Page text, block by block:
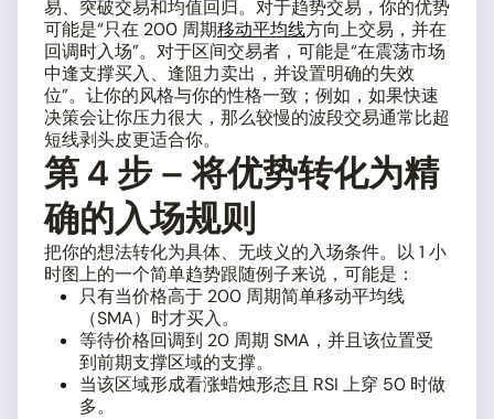
易、突破交易和均值回归。对于趋势交易，你的优势
可能是“只在 200 周期移动平均线方向上交易，并在
回调时入场”。对于区间交易者，可能是“在震荡市场
中逢支撑买入、逢阻力卖出，并设置明确的失效
位”。让你的风格与你的性格一致；例如，如果快速
决策会让你压力很大，那么较慢的波段交易通常比超
短线剥头皮更适合你。
第 4 步 – 将优势转化为精
确的入场规则
把你的想法转化为具体、无歧义的入场条件。以 1 小
时图上的一个简单趋势跟随例子来说，可能是：
只有当价格高于 200 周期简单移动平均线
（SMA）时才买入。
等待价格回调到 20 周期 SMA，并且该位置受
到前期支撑区域的支撑。
当该区域形成看涨蜡烛形态且 RSI 上穿 50 时做
多。